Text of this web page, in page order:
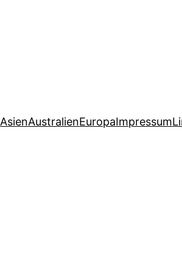
AsienAustralienEuropaImpressum